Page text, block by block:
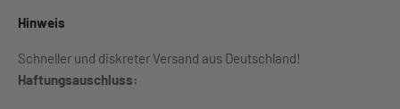
Hinweis
Schneller und diskreter Versand aus Deutschland!
Haftungsauschluss: